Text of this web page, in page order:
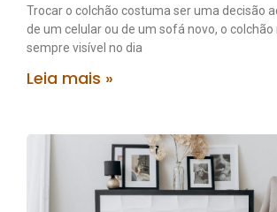
Trocar o colchão costuma ser uma decisão
de um celular ou de um sofá novo, o colchão
sempre visível no dia
Leia mais »